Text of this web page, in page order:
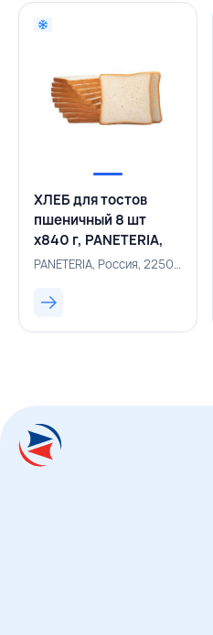
ХЛЕБ для тостов
пшеничный 8 шт
х840 г, PANETERIA,
РОССИЯ
PANETERIA, Россия, 225002775